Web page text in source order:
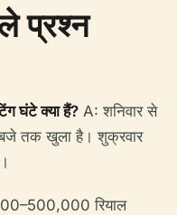
प्रश्न
घंटे क्या हैं? A: शनिवार से
तक खुला है। शुक्रवार
रियाल